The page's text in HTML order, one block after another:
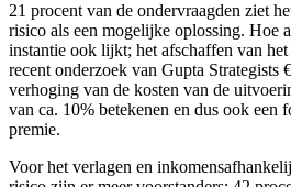
21 procent van de ondervraagden ziet
risico als een mogelijke oplossing. Hoe
instantie ook lijkt; het afschaffen van
recent onderzoek van Gupta Strategists
verhoging van de kosten van de
van ca. 10% betekenen en dus ook een
premie.
Voor het verlagen en